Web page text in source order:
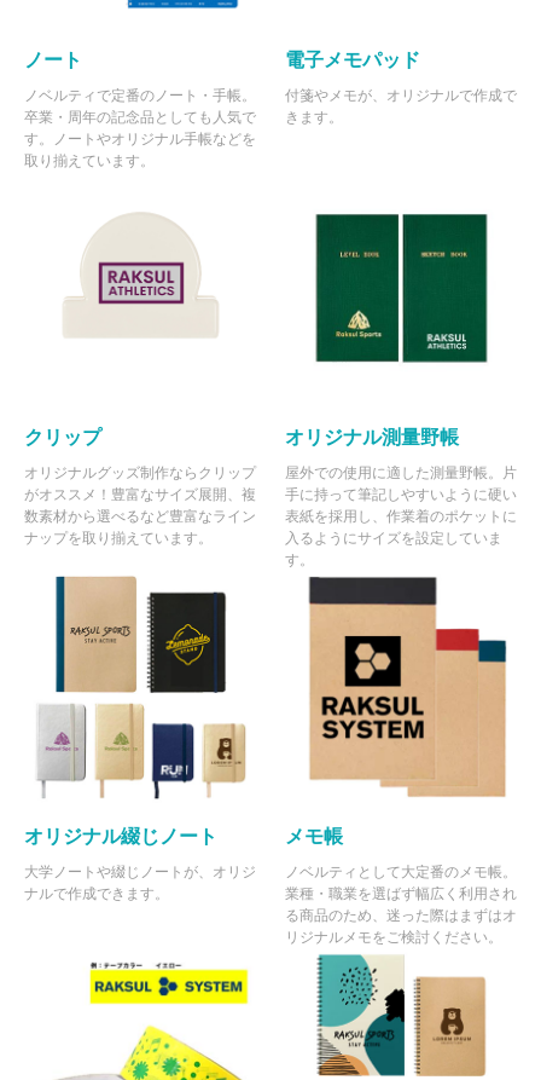
ノート
ノベルティで定番のノート・手帳。
卒業・周年の記念品としても人気で
す。ノートやオリジナル手帳などを
取り揃えています。
電子メモパッド
付箋やメモが、オリジナルで作成で
きます。
クリップ
オリジナルグッズ制作ならクリップ
がオススメ！豊富なサイズ展開、複
数素材から選べるなど豊富なライン
ナップを取り揃えています。
オリジナル測量野帳
屋外での使用に適した測量野帳。片
手に持って筆記しやすいように硬い
表紙を採用し、作業着のポケットに
入るようにサイズを設定していま
す。
オリジナル綴じノート
大学ノートや綴じノートが、オリジ
ナルで作成できます。
メモ帳
ノベルティとして大定番のメモ帳。
業種・職業を選ばず幅広く利用され
る商品のため、迷った際はまずはオ
リジナルメモをご検討ください。